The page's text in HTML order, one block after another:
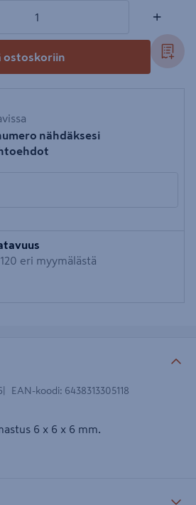
+
ostoskoriin
nähdäksesi
eri myymälästä
EAN-koodi: 6438313305118
6 x 6 x 6 mm.